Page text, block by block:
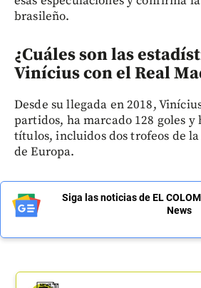
brasileño.
¿Cuáles son las
Vinícius con el Real
Desde su llegada en 2018,
partidos, ha marcado 128 goles y
títulos, incluidos dos trofeos de
de Europa.
Siga las noticias de EL
News